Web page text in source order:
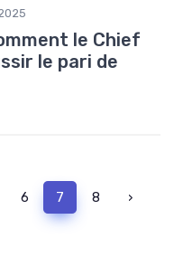
le Chief
le pari de
6 7 8 ›